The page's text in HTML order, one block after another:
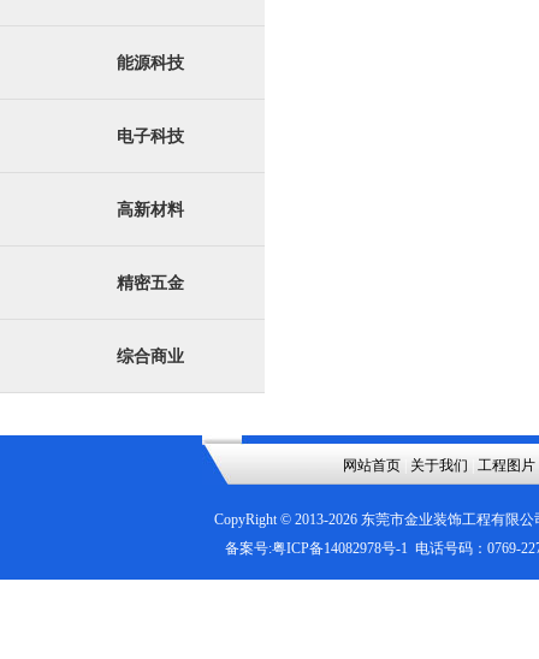
能源科技
电子科技
高新材料
精密五金
综合商业
网站首页| 关于我们 工程图片
CopyRight © 2013-2026 东莞市金业装饰工程有限公
备案号:粤ICP备14082978号-1 电话号码：0769-